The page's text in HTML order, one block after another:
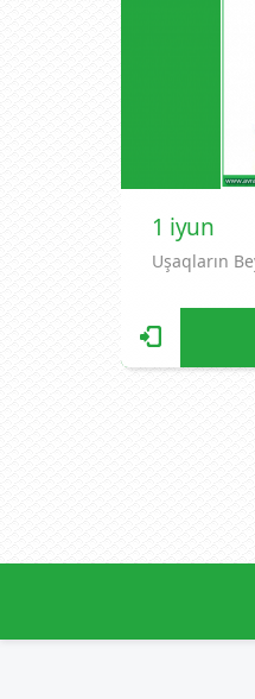
1 iyun
Uşaqların